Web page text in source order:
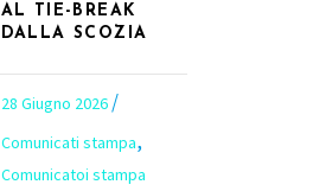
AL TIE-BREAK
DALLA SCOZIA
28 Giugno 2026
Comunicati stampa,
Comunicatoi stampa